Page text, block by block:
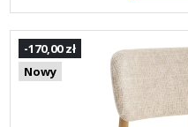
-170,00 zł
Nowy